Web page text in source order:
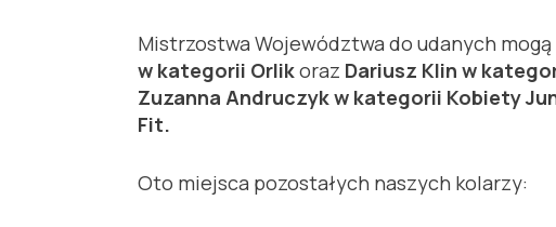
Mistrzostwa Województwa do udanych
w kategorii Orlikoraz Dariusz Klin w
Zuzanna Andruczyk w kategorii Kobiety
Fit.
Oto miejsca pozostałych naszych kolarzy: